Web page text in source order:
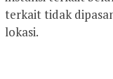
terkait tidak
lokasi.